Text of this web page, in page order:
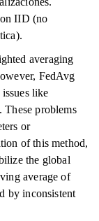
IID (no
averaging
FedAvg
like
These problems
or
of this method,
the global
average of
by inconsistent